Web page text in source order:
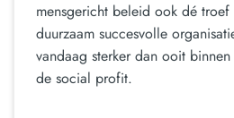
mensgericht beleid ook dé troef
duurzaam succesvolle
vandaag sterker dan ooit
de social profit.